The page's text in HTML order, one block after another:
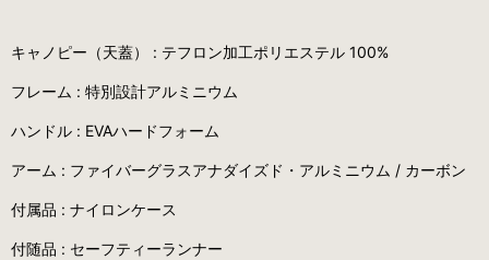
キャノピー（天蓋） : テフロン加工ポリエステル 100%
フレーム : 特別設計アルミニウム
ハンドル : EVAハードフォーム
アーム : ファイバーグラスアナダイズド・アルミニウム / カーボン
付属品 : ナイロンケース
付随品 : セーフティーランナー